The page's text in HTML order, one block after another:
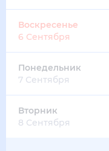
Воскресенье
6 Сентября
Понедельник
7 Сентября
Вторник
8 Сентября